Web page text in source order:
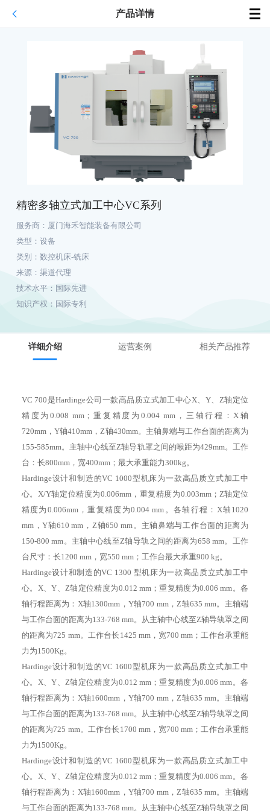
产品详情
精密多轴立式加工中心VC系列
服务商： 厦门海禾智能装备有限公司
类型： 设备
类别： 数控机床-铣床
来源： 渠道代理
技术水平： 国际先进
知识产权： 国际专利
详细介绍 运营案例 相关产品推荐
VC 700是Hardinge公司一款高品质立式加工中心X、Y、Z轴定位
精度为0.008 mm；重复精度为0.004 mm，三轴行程：X轴
720mm，Y轴410mm，Z轴430mm。主轴鼻端与工作台面的距离为
155-585mm。主轴中心线至Z轴导轨罩之间的喉距为429mm。工作
台：长800mm，宽400mm；最大承重能力300kg。
Hardinge设计和制造的VC 1000型机床为一款高品质立式加工中
心。X/Y轴定位精度为0.006mm，重复精度为0.003mm；Z轴定位
精度为0.006mm，重复精度为0.004 mm。各轴行程：X轴1020
mm，Y轴610 mm，Z轴650 mm。主轴鼻端与工作台面的距离为
150-800 mm。主轴中心线至Z轴导轨之间的距离为658 mm。工作
台尺寸：长1200 mm，宽550 mm；工作台最大承重900 kg。
Hardinge设计和制造的VC 1300 型机床为一款高品质立式加工中
心。X、Y、Z轴定位精度为0.012 mm；重复精度为0.006 mm。各
轴行程距离为：X轴1300mm，Y轴700 mm，Z轴635 mm。主轴端
与工作台面的距离为133-768 mm。从主轴中心线至Z轴导轨罩之间
的距离为725 mm。工作台长1425 mm，宽700 mm；工作台承重能
力为1500Kg。
Hardinge设计和制造的VC 1600型机床为一款高品质立式加工中
心。X、Y、Z轴定位精度为0.012 mm；重复精度为0.006 mm。各
轴行程距离为：X轴1600mm，Y轴700 mm，Z轴635 mm。主轴端
与工作台面的距离为133-768 mm。从主轴中心线至Z轴导轨罩之间
的距离为725 mm。工作台长1700 mm，宽700 mm；工作台承重能
力为1500Kg。
Hardinge设计和制造的VC 1600型机床为一款高品质立式加工中
心。X、Y、Z轴定位精度为0.012 mm；重复精度为0.006 mm。各
轴行程距离为：X轴1600mm，Y轴700 mm，Z轴635 mm。主轴端
与工作台面的距离为133-768 mm。从主轴中心线至Z轴导轨罩之间